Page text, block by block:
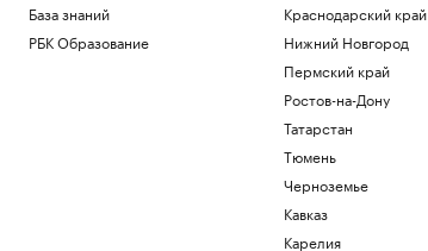
База знаний
РБК Образование
Краснодарский край
Нижний Новгород
Пермский край
Ростов-на-Дону
Татарстан
Тюмень
Черноземье
Кавказ
Карелия